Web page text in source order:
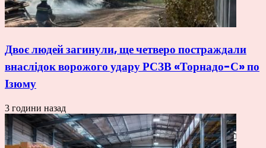
Двоє людей загинули, ще четверо постраждали
внаслідок ворожого удару РСЗВ «Торнадо-С» по
Ізюму
3 години назад